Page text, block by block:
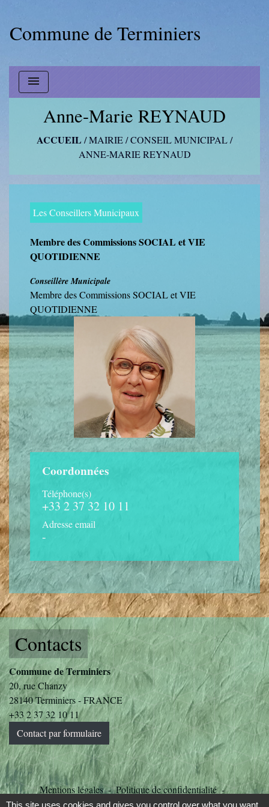
Commune de Terminiers
menu
Anne-Marie REYNAUD
ACCUEIL /MAIRIE/CONSEIL MUNICIPAL/
ANNE-MARIE REYNAUD
Les Conseillers Municipaux
Membre des Commissions SOCIAL et VIE
QUOTIDIENNE
Conseillère Municipale
Membre des Commissions SOCIAL et VIE
QUOTIDIENNE
Coordonnées
Téléphone(s)
+33 2 37 32 10 11
Adresse email
-
Contacts
Commune de Terminiers
20, rue Chanzy
28140 Terminiers - FRANCE
+33 2 37 32 10 11
Contact par formulaire
Mentions légales - Politique de confidentialité -
Accessibilité - Plan du site - Gestion des cookies
This site uses cookies and gives you control over what you want